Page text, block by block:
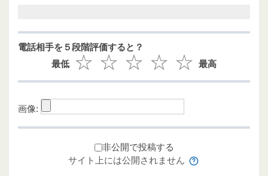
電話相手を５段階評価すると？
最低
最高
画像:
非公開で投稿する
サイト上には公開されません